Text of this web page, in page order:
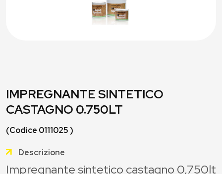
IMPREGNANTE SINTETICO
CASTAGNO 0.750LT
(Codice 0111025 )
Descrizione
Impregnante sintetico castagno 0,750lt